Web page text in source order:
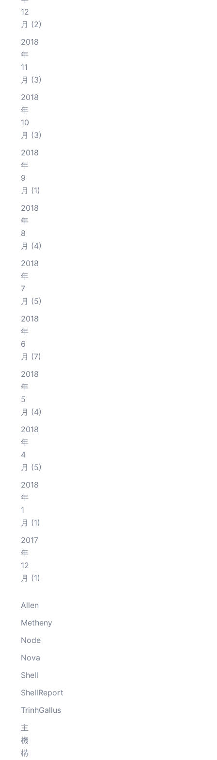
12
月 (2)
2018
年
11
月 (3)
2018
年
10
月 (3)
2018
年
9
月 (1)
2018
年
8
月 (4)
2018
年
7
月 (5)
2018
年
6
月 (7)
2018
年
5
月 (4)
2018
年
4
月 (5)
2018
年
1
月 (1)
2017
年
12
月 (1)
Allen
Metheny
Node
Nova
Shell
ShellReport
TrinhGallus
主
機
構